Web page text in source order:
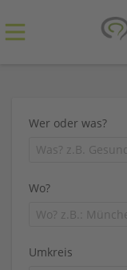
Wer oder was?
Wo?
Umkreis